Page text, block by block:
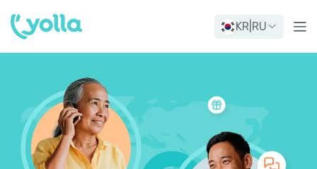
KR RU